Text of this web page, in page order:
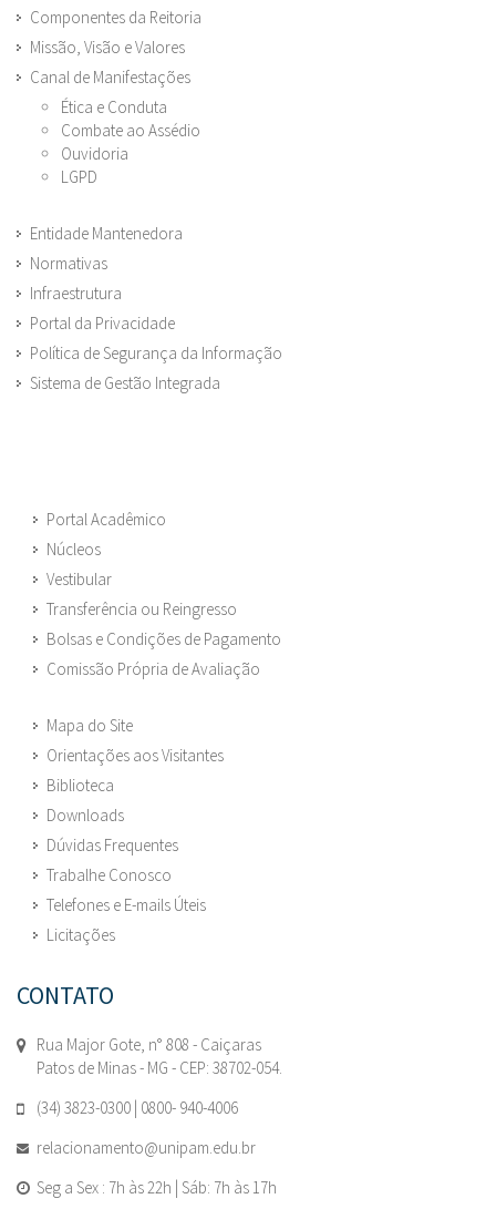
Componentes da Reitoria
Missão, Visão e Valores
Canal de Manifestações
Ética e Conduta
Combate ao Assédio
Ouvidoria
LGPD
Entidade Mantenedora
Normativas
Infraestrutura
Portal da Privacidade
Política de Segurança da Informação
Sistema de Gestão Integrada
Portal Acadêmico
Núcleos
Vestibular
Transferência ou Reingresso
Bolsas e Condições de Pagamento
Comissão Própria de Avaliação
Mapa do Site
Orientações aos Visitantes
Biblioteca
Downloads
Dúvidas Frequentes
Trabalhe Conosco
Telefones e E-mails Úteis
Licitações
CONTATO
Rua Major Gote, n° 808 - Caiçaras
Patos de Minas - MG - CEP: 38702-054.
(34) 3823-0300 | 0800- 940-4006
relacionamento@unipam.edu.br
Seg a Sex : 7h às 22h | Sáb: 7h às 17h